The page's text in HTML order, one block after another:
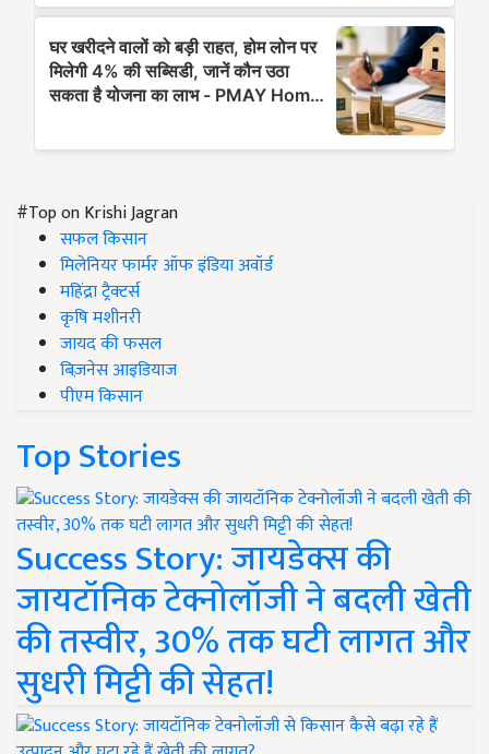
#Top on Krishi Jagran
सफल किसान
मिलेनियर फार्मर ऑफ इंडिया अवॉर्ड
महिंद्रा ट्रैक्टर्स
कृषि मशीनरी
जायद की फसल
बिज़नेस आइडियाज
पीएम किसान
Top Stories
Success Story: जायडेक्स की
जायटॉनिक टेक्नोलॉजी ने बदली खेती
की तस्वीर, 30% तक घटी लागत और
सुधरी मिट्टी की सेहत!